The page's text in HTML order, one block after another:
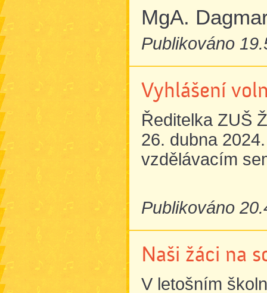
MgA.
Publikováno
Vyhlášení
Ředitelka ZUŠ
26. dubna
vzdělávacím
Publikováno
Naši žáci na
V letošním